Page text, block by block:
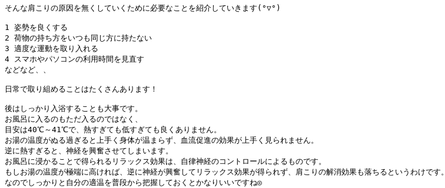
そんな肩こりの原因を無くしていくために必要なことを紹介していきます(°▽°)
1 姿勢を良くする
2 荷物の持ち方をいつも同じ方に持たない
3 適度な運動を取り入れる
4 スマホやパソコンの利用時間を見直す
などなど、、
日常で取り組めることはたくさんあります！
後はしっかり入浴することも大事です。
お風呂に入るのもただ入るのではなく、
目安は40℃～41℃で、熱すぎても低すぎても良くありません。
お湯の温度がぬる過ぎると上手く身体が温まらず、血流促進の効果が上手く見られません。
逆に熱すぎると、神経を興奮させてしまいます。
お風呂に浸かることで得られるリラックス効果は、自律神経のコントロールによるものです。
もしお湯の温度が極端に高ければ、逆に神経が興奮してリラックス効果が得られず、肩こりの解消効果も落ちるというわけです。
なのでしっかりと自分の適温を普段から把握しておくとかなりいいですね◎